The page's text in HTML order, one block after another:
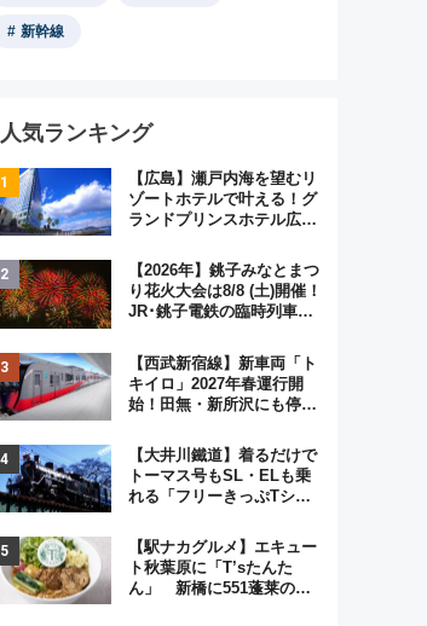
新幹線
人気ランキング
【広島】瀬戸内海を望むリ
ゾートホテルで叶える！グ
ランドプリンスホテル広島
ジュアルパーティープラン
【2026年】銚子みなとまつ
り花火大会は8/8 (土)開催！
JR･銚子電鉄の臨時列車や
く8,000発の大迫力＆屋台
を満喫
【西武新宿線】新車両「ト
キイロ」2027年春運行開
始！田無・新所沢にも停
弾」も
【大井川鐵道】着るだけで
トーマス号もSL・ELも乗
れる「フリーきっぷTシャ
【駅ナカグルメ】エキュー
ト秋葉原に「T’sたんた
ん」 新橋に551蓬莱の